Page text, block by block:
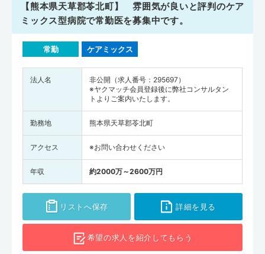
【熊本県天草郡苓北町】 雰囲気が良いと評判のケア
ミックス型病院で常勤医を募集中です。
常勤 ケアミックス
法人名
非公開（求人番号：295697）
※ヤクマッチ会員登録後に弊社コンサルタン
トよりご案内いたします。
勤務地 熊本県天草郡苓北町
アクセス ※お問い合わせください
年収 約2000万～2600万円
リストへ保存 詳細を見る
希望の求人を紹介してもらう